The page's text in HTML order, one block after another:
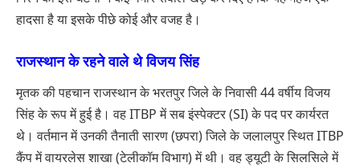
हादसा है या इसके पीछे कोई और वजह है।
राजस्थान के रहने वाले थे विजय सिंह
मृतक की पहचान राजस्थान के भरतपुर जिले के निवासी 44 वर्षीय विजय
सिंह के रूप में हुई है। वह ITBP में सब इंस्पेक्टर (SI) के पद पर कार्यरत
थे। वर्तमान में उनकी तैनाती सारण (छपरा) जिले के जलालपुर स्थित ITBP
कैंप में वायरलेस शाखा (टेलीकॉम विभाग) में थी। वह ड्यूटी के सिलसिले में